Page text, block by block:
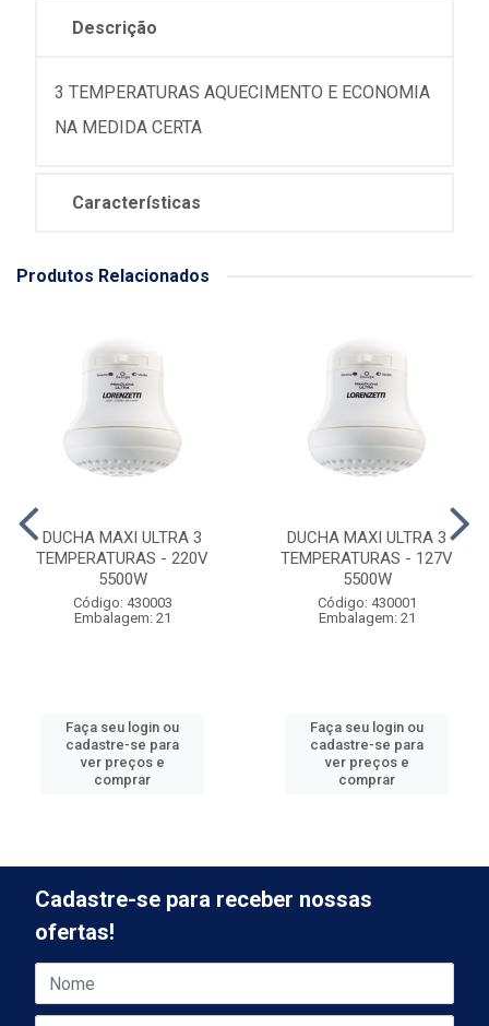
Descrição
3 TEMPERATURAS AQUECIMENTO E ECONOMIA
NA MEDIDA CERTA
Características
Produtos Relacionados
DUCHA MAXI ULTRA 3
TEMPERATURAS - 220V
5500W
Código: 430003
Embalagem: 21
Faça seu login ou
cadastre-se para
ver preços e
comprar
DUCHA MAXI ULTRA 3
TEMPERATURAS - 127V
5500W
Código: 430001
Embalagem: 21
Faça seu login ou
cadastre-se para
ver preços e
comprar
Cadastre-se para receber nossas
ofertas!